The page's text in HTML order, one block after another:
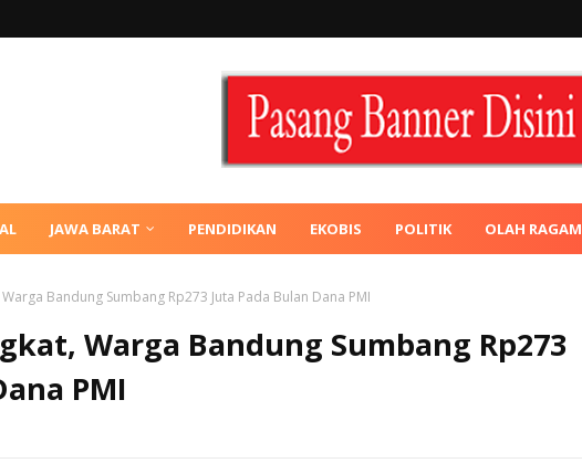
JAWA BARAT PENDIDIKAN EKOBIS POLITIK OLAH RAGAM
Bandung Sumbang Rp273 Juta Pada Bulan Dana PMI
Warga Bandung Sumbang Rp273
PMI